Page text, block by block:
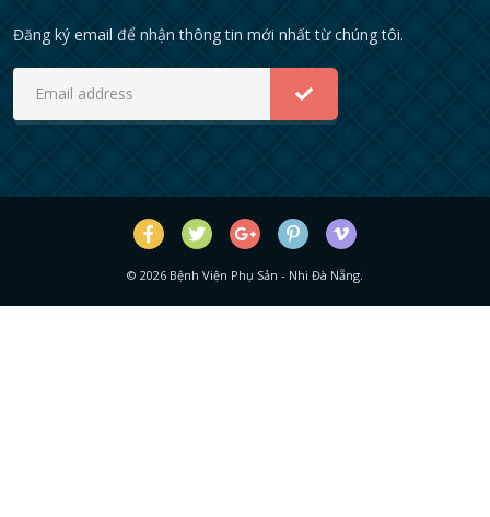
Đăng ký email để nhận thông tin mới nhất từ chúng tôi.
© 2026 Bệnh Viện Phụ Sản - Nhi Đà Nẵng.